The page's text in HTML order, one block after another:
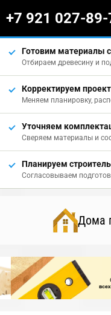
+7 921 027-89-
Готовим материалы
Отбираем древесину и
Корректируем
Меняем планировку,
Уточняем
Сверяем материалы и
Планируем
Согласовываем
Дома